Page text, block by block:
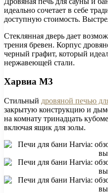
идеально сочетает в себе
доступную стоимость.
Стеклянная дверь дает
трения бревен. Корпус
черный графит, который
нержавеющей стали.
Харвиа М3
Стильный дровяной печью
закрытую конструкцию и
на комнату тринадцать
включая ящик для золы.